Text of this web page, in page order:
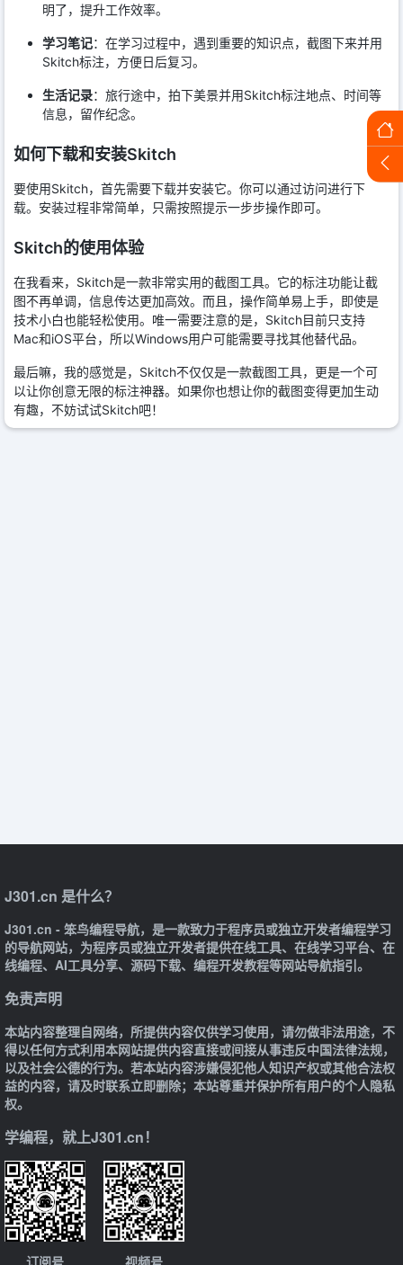
明了，提升工作效率。
学习笔记：在学习过程中，遇到重要的知识点，截图下来并用
Skitch标注，方便日后复习。
生活记录：旅行途中，拍下美景并用Skitch标注地点、时间等
信息，留作纪念。
如何下载和安装Skitch
要使用Skitch，首先需要下载并安装它。你可以通过访问进行下
载。安装过程非常简单，只需按照提示一步步操作即可。
Skitch的使用体验
在我看来，Skitch是一款非常实用的截图工具。它的标注功能让截
图不再单调，信息传达更加高效。而且，操作简单易上手，即使是
技术小白也能轻松使用。唯一需要注意的是，Skitch目前只支持
Mac和iOS平台，所以Windows用户可能需要寻找其他替代品。
最后嘛，我的感觉是，Skitch不仅仅是一款截图工具，更是一个可
以让你创意无限的标注神器。如果你也想让你的截图变得更加生动
有趣，不妨试试Skitch吧！
J301.cn 是什么？
J301.cn - 笨鸟编程导航，是一款致力于程序员或独立开发者编程学习
的导航网站，为程序员或独立开发者提供在线工具、在线学习平台、在
线编程、AI工具分享、源码下载、编程开发教程等网站导航指引。
免责声明
本站内容整理自网络，所提供内容仅供学习使用，请勿做非法用途，不
得以任何方式利用本网站提供内容直接或间接从事违反中国法律法规，
以及社会公德的行为。若本站内容涉嫌侵犯他人知识产权或其他合法权
益的内容，请及时联系立即删除；本站尊重并保护所有用户的个人隐私
权。
学编程，就上J301.cn！
订阅号 视频号